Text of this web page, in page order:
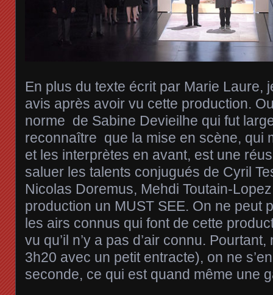
En plus du texte écrit par Marie Laure,
avis après avoir vu cette production.
norme de Sabine Devieilhe qui fut
reconnaître que la mise en scène, qui
et les interprètes en avant, est une
saluer les talents conjugués de Cyril
Nicolas Doremus, Mehdi Toutain-
production un MUST SEE. On ne peut
les airs connus qui font de cette
vu qu’il n’y a pas d’air connu.
3h20 avec un petit entracte), on ne
seconde, ce qui est quand même une